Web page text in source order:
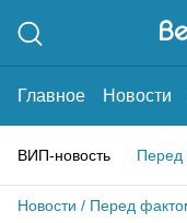
Главное Новости
ВИП-новость Перед
Новости / Перед